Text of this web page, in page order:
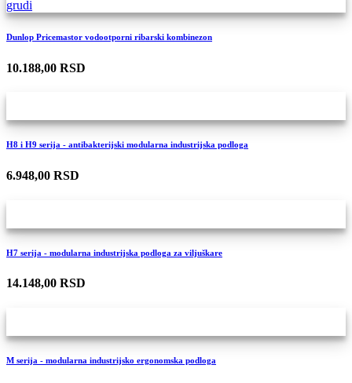
Dunlop Pricemastor vodootporni ribarski kombinezon
10.188,00 RSD
H8 i H9 serija - antibakterijski modularna industrijska podloga
6.948,00 RSD
H7 serija - modularna industrijska podloga za viljuškare
14.148,00 RSD
M serija - modularna industrijsko ergonomska podloga